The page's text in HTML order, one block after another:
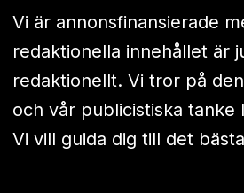
Vi är annonsfinansierade
redaktionella innehållet är
redaktionellt. Vi tror på
och vår publicistiska tanke
Vi vill guida dig till det